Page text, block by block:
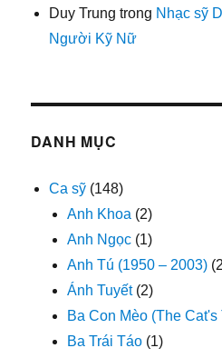
Duy Trung trong Nhạc sỹ
Người Kỹ Nữ
DANH MỤC
Ca sỹ (148)
Anh Khoa (2)
Anh Ngọc (1)
Anh Tú (1950 – 2003)
Ánh Tuyết(2)
Ba Con Mèo (The Cat's
Ba Trái Táo (1)